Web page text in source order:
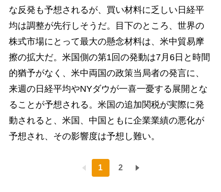
な反発も予想されるが、買い材料に乏しい日経平
均は調整が先行しそうだ。目下のところ、世界の
株式市場にとって最大の懸念材料は、米中貿易摩
擦の拡大だ。米国側の第1回の発動は7月6日と時間
的猶予がなく、米中両国の政策当局者の発言に、
来週の日経平均やNYダウが一喜一憂する展開とな
ることが予想される。米国の追加関税が実際に発
動されると、米国、中国ともに企業業績の悪化が
予想され、その影響度は予想し難い。
1 2